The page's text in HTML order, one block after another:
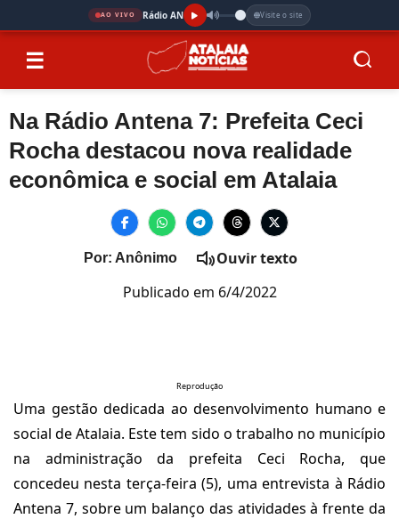
AO VIVO Rádio AN Visite o site
☰
Na Rádio Antena 7: Prefeita Ceci
Rocha destacou nova realidade
econômica e social em Atalaia
Por: Anônimo
Ouvir texto
Publicado em 6/4/2022
Reprodução
Uma gestão dedicada ao desenvolvimento humano e
social de Atalaia. Este tem sido o trabalho no município
na administração da prefeita Ceci Rocha, que
concedeu nesta terça-feira (5), uma entrevista à Rádio
Antena 7, sobre um balanço das atividades à frente da